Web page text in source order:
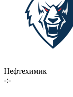
Нефтехимик
-:-